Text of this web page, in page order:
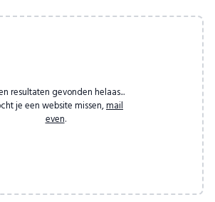
resultaten gevonden helaas...
je een website missen, mail
even.